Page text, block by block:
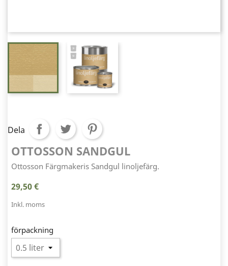
Dela
OTTOSSON SANDGUL
Ottosson Färgmakeris Sandgul linoljefärg.
29,50 €
Inkl. moms
förpackning